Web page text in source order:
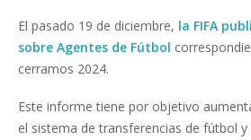
ACCEDER
El pasado 19 de diciembre, la FIFA
sobre Agentes de Fútbol
cerramos 2024.
Este informe tiene por objetivo
el sistema de transferencias de fútbol y